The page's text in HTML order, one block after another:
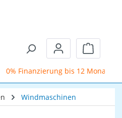
0% Finanzierung bis 12 Monate
Windmaschinen